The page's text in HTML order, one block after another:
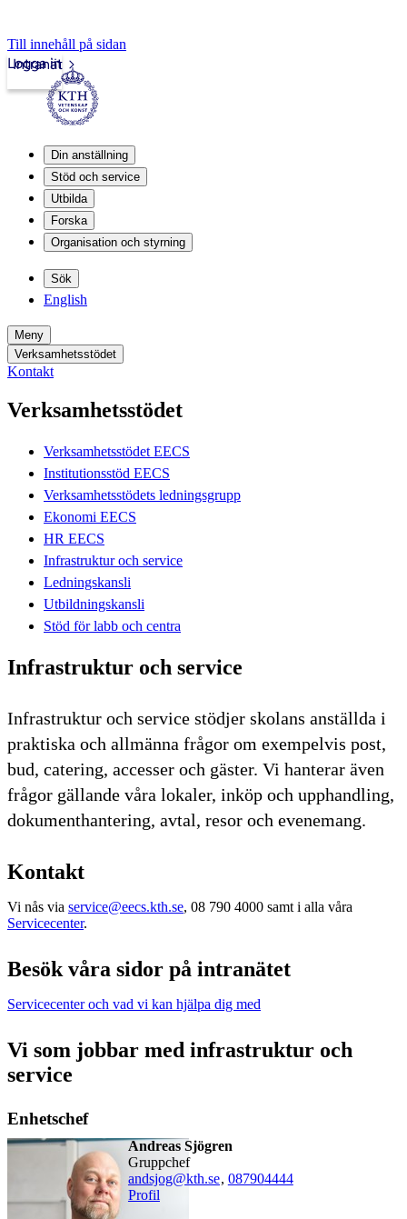
Till innehåll på sidan
Intranät
Logga in
Din anställning
Stöd och service
Utbilda
Forska
Organisation och styrning
Sök
English
Meny
Verksamhetsstödet
Kontakt
Verksamhetsstödet
Verksamhetsstödet EECS
Institutionsstöd EECS
Verksamhetsstödets ledningsgrupp
Ekonomi EECS
HR EECS
Infrastruktur och service
Ledningskansli
Utbildningskansli
Stöd för labb och centra
Infrastruktur och service
Infrastruktur och service stödjer skolans anställda i
praktiska och allmänna frågor om exempelvis post,
bud, catering, accesser och gäster. Vi hanterar även
frågor gällande våra lokaler, inköp och upphandling,
dokumenthantering, avtal, resor och evenemang.
Kontakt
Vi nås via service@eecs.kth.se, 08 790 4000 samt i alla våra
Servicecenter.
Besök våra sidor på intranätet
Servicecenter och vad vi kan hjälpa dig med
Vi som jobbar med infrastruktur och
service
Enhetschef
Andreas Sjögren
gruppchef
andsjog@kth.se, 087904444
Profil